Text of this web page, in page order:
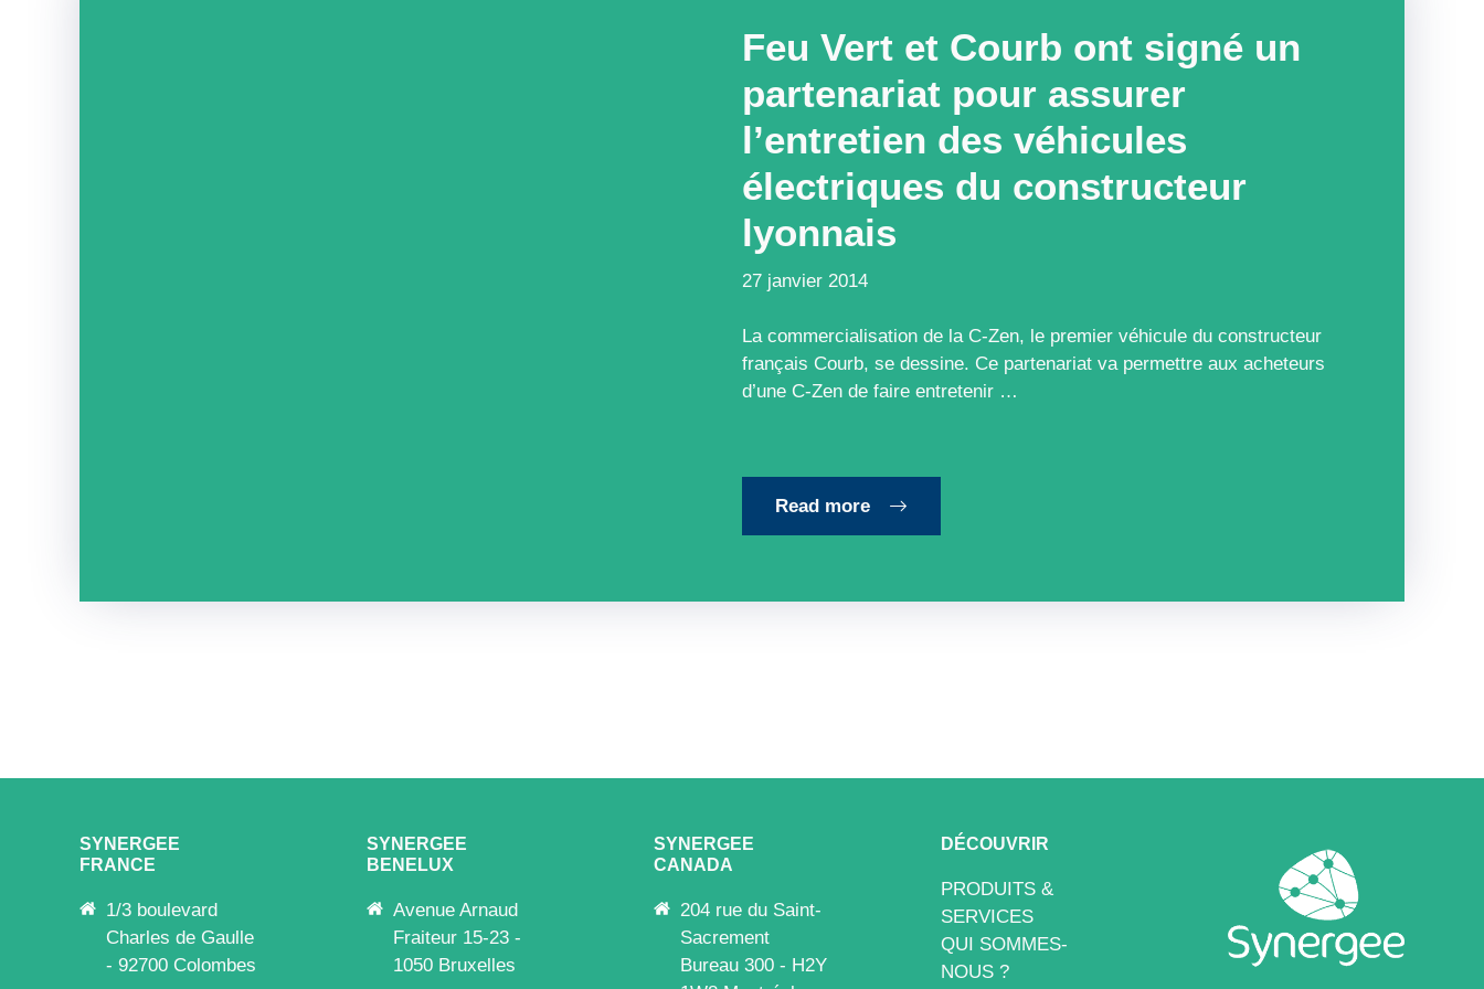
Feu Vert et Courb ont signé un
partenariat pour assurer
l’entretien des véhicules
électriques du constructeur
lyonnais
27 janvier 2014
La commercialisation de la C-Zen, le premier véhicule du constructeur
français Courb, se dessine. Ce partenariat va permettre aux acheteurs
d’une C-Zen de faire entretenir …
Read more
SYNERGEE
FRANCE
1/3 boulevard
Charles de Gaulle
- 92700 Colombes
SYNERGEE
BENELUX
Avenue Arnaud
Fraiteur 15-23 -
1050 Bruxelles
SYNERGEE
CANADA
204 rue du Saint-
Sacrement
Bureau 300 - H2Y
DÉCOUVRIR
PRODUITS &
SERVICES
QUI SOMMES-
NOUS ?